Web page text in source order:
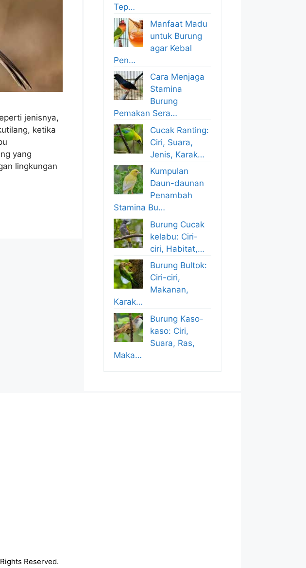
jenisnya,
ketika
yang
lingkungan
Tep…
Manfaat Madu
untuk Burung
agar Kebal
Pen…
Cara Menjaga
Stamina
Burung
Pemakan Sera…
Cucak Ranting:
Ciri, Suara,
Jenis, Karak…
Kumpulan
Daun-daunan
Penambah
Stamina Bu…
Burung Cucak
kelabu: Ciri-
ciri, Habitat,…
Burung Bultok:
Ciri-ciri,
Makanan,
Karak…
Burung Kaso-
kaso: Ciri,
Suara, Ras,
Maka…
Reserved.